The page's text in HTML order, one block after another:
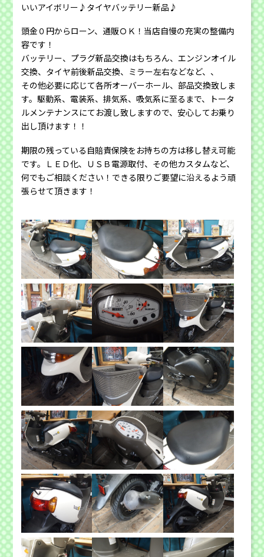
いいアイボリー♪タイヤバッテリー新品♪
頭金０円からローン、通販ＯＫ！当店自慢の充実の整備内
容です！
バッテリー、プラグ新品交換はもちろん、エンジンオイル
交換、タイヤ前後新品交換、ミラー左右などなど、、
その他必要に応じて各所オーバーホール、部品交換致しま
す。駆動系、電装系、排気系、吸気系に至るまで、トータ
ルメンテナンスにてお渡し致しますので、安心してお乗り
出し頂けます！！
期限の残っている自賠責保険をお持ちの方は移し替え可能
です。ＬＥＤ化、ＵＳＢ電源取付、その他カスタムなど、
何でもご相談ください！できる限りご要望に沿えるよう頑
張らせて頂きます！